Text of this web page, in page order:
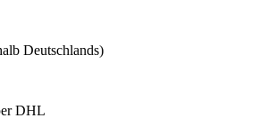
Deutschlands)
DHL